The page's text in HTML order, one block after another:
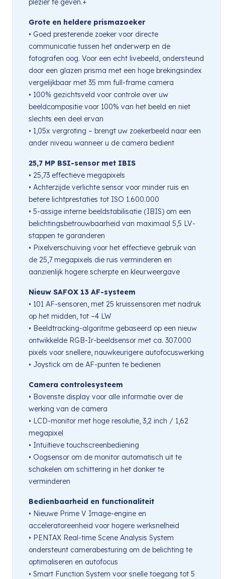
plezier te geven.+
Grote en heldere prismazoeker
• Goed presterende zoeker voor directe
communicatie tussen het onderwerp en de
fotografen oog. Voor een echt livebeeld, ondersteund
door een glazen prisma met een hoge brekingsindex
vergelijkbaar met 35 mm full-frame camera
• 100% gezichtsveld voor controle over uw
beeldcompositie voor 100% van het beeld en niet
slechts een deel ervan
• 1,05x vergroting – brengt uw zoekerbeeld naar een
ander niveau wanneer u de camera bedient
25,7 MP BSI-sensor met IBIS
• 25,73 effectieve megapixels
• Achterzijde verlichte sensor voor minder ruis en
betere lichtprestaties tot ISO 1.600.000
• 5-assige interne beeldstabilisatie (IBIS) om een ​​
belichtingsbetrouwbaarheid van maximaal 5,5 LV-
stappen te garanderen
• Pixelverschuiving voor het effectieve gebruik van
de 25,7 megapixels die ruis verminderen en
aanzienlijk hogere scherpte en kleurweergave
Nieuw SAFOX 13 AF-systeem
• 101 AF-sensoren, met 25 kruissensoren met nadruk
op het midden, tot –4 LW
• Beeldtracking-algoritme gebaseerd op een nieuw
ontwikkelde RGB-Ir-beeldsensor met ca. 307.000
pixels voor snellere, nauwkeurigere autofocuswerking
• Joystick om de AF-punten te bedienen
Camera controlesysteem
• Bovenste display voor alle informatie over de
werking van de camera
• LCD-monitor met hoge resolutie, 3,2 inch / 1,62
megapixel
• Intuïtieve touchscreenbediening
• Oogsensor om de monitor automatisch uit te
schakelen om schittering in het donker te
verminderen
Bedienbaarheid en functionaliteit
• Nieuwe Prime V Image-engine en
acceleratoreenheid voor hogere werksnelheid
• PENTAX Real-time Scene Analysis System
ondersteunt camerabesturing om de belichting te
optimaliseren en autofocus
• Smart Function System voor snelle toegang tot 5